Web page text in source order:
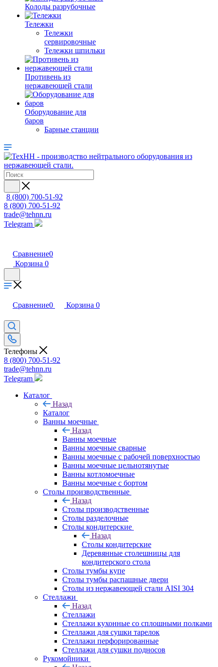
Колоды разрубочные
Тележки
Тележки
сервировочные
Тележки шпильки
Противень из
нержавеющей стали
Оборудование для
баров
Барные станции
8 (800) 700-51-92
8 (800) 700-51-92
trade@tehnn.ru
Telegram
Сравнение0
Корзина 0
Сравнение0 Корзина 0
Телефоны
8 (800) 700-51-92
trade@tehnn.ru
Telegram
Каталог
Назад
Каталог
Ванны моечные
Назад
Ванны моечные
Ванны моечные сварные
Ванны моечные с рабочей поверхностью
Ванны моечные цельнотянутые
Ванны котломоечные
Ванны моечные с бортом
Столы производственные
Назад
Столы производственные
Столы разделочные
Столы кондитерские
Назад
Столы кондитерские
Деревянные столешницы для
кондитерского стола
Столы тумбы купе
Столы тумбы распашные двери
Столы из нержавеющей стали AISI 304
Стеллажи
Назад
Стеллажи
Стеллажи кухонные со сплошными полками
Стеллажи для сушки тарелок
Стеллажи перфорированные
Стеллажи для сушки подносов
Рукомойники